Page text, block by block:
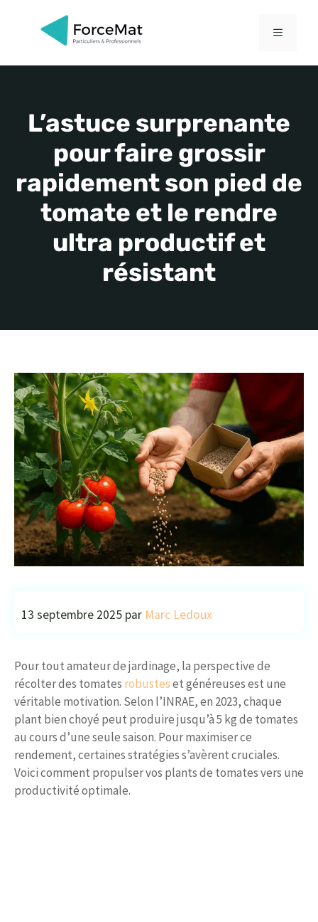
MENU
L’astuce surprenante
pour faire grossir
rapidement son pied de
tomate et le rendre
ultra productif et
résistant
13 septembre 2025 par Marc Ledoux
Pour tout amateur de jardinage, la perspective de
récolter des tomates robusteset généreuses est une
véritable motivation. Selon l’INRAE, en 2023, chaque
plant bien choyé peut produire jusqu’à 5 kg de tomates
au cours d’une seule saison. Pour maximiser ce
rendement, certaines stratégies s’avèrent cruciales.
Voici comment propulser vos plants de tomates vers une
productivité optimale.